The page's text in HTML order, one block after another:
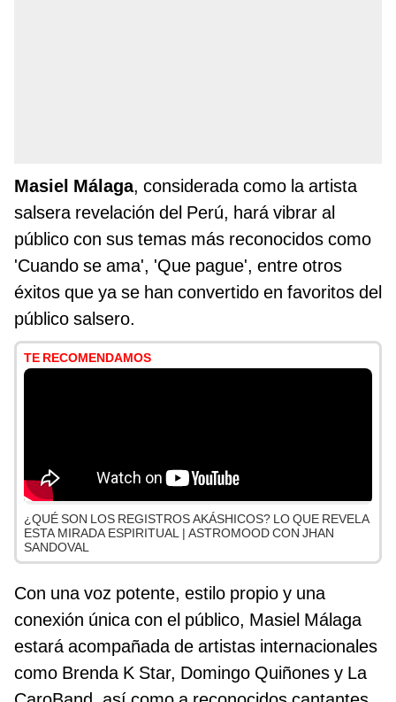
Masiel Málaga, considerada como la artista
salsera revelación del Perú, hará vibrar al
público con sus temas más reconocidos como
'Cuando se ama', 'Que pague', entre otros
éxitos que ya se han convertido en favoritos del
público salsero.
TE RECOMENDAMOS
¿QUÉ SON LOS REGISTROS AKÁSHICOS? LO QUE REVELA
ESTA MIRADA ESPIRITUAL | ASTROMOOD CON JHAN
SANDOVAL
Con una voz potente, estilo propio y una
conexión única con el público, Masiel Málaga
estará acompañada de artistas internacionales
como Brenda K Star, Domingo Quiñones y La